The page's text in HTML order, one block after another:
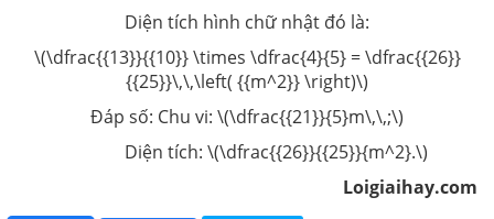
Diện tích hình chữ nhật đó là:
\(\dfrac{{13}}{{10}} \times \dfrac{4}{5} = \dfrac{{26}}
{{25}}\,\,\left( {{m^2}} \right)\)
Đáp số: Chu vi: \(\dfrac{{21}}{5}m\,\,;\)
Diện tích: \(\dfrac{{26}}{{25}}{m^2}.\)
Loigiaihay.com